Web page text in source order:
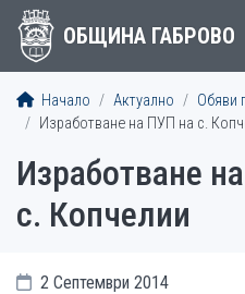
ОБЩИНА ГАБРОВО
Начало Актуално
Обяви
Изработване на ПУП на с.
Изработване
с. Копчелии
2 Септември 2014